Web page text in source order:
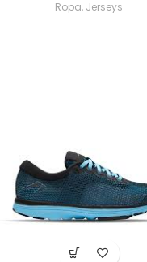
Ropa, Jerseys